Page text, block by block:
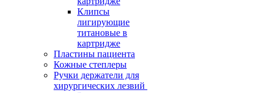
Клипсы
лигирующие
титановые в
картридже
Пластины пациента
Кожные степлеры
Ручки держатели для
хирургических лезвий